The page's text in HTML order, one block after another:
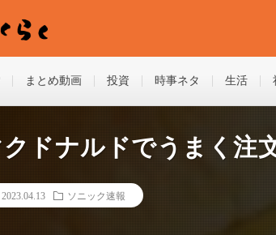
まとめ動画 投資 時事ネタ 生活
クドナルドでうまく注
2023.04.13 ソニック速報